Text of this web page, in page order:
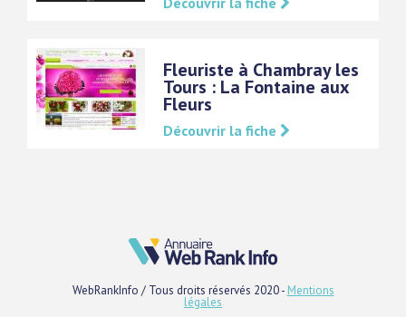
Fleuriste à Chambray les
Tours : La Fontaine aux
Fleurs
Découvrir la fiche
WebRankInfo / Tous droits réservés 2020 - Mentions
légales